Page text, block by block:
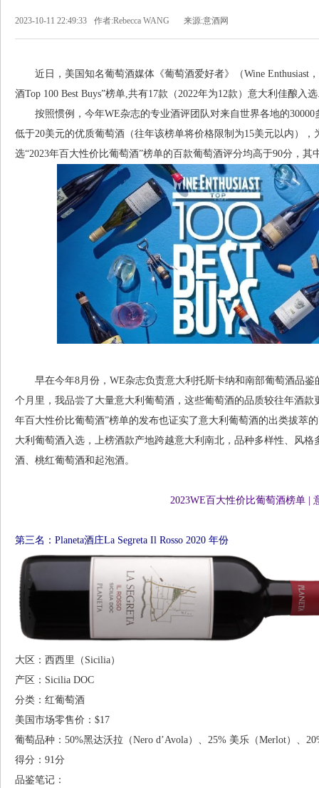
2023-10-11 22:49:33 作者:Rebecca WANG 来源:意酒网
近日，美国知名葡萄酒媒体《葡萄酒爱好者》（Wine Enthusiast
酒Top 100 Best Buys”榜单,共有17款（2022年为12款）意大利佳酿入
按照惯例，今年WE杂志的专业酒评团队对来自世界各地的30000
低于20美元的优质葡萄酒（往年该榜单将价格限制为15美元以内）
选“2023年百大性价比葡萄酒”榜单的百款葡萄酒评分均高于90分，其
早在今年8月份，WE杂志负责意大利托斯卡纳和南部葡萄酒品鉴
个月里，我品尝了大量意大利葡萄酒，这些葡萄酒的品质较往年酒款
年百大性价比葡萄酒”榜单的发布也证实了意大利葡萄酒的出类拔萃
大利葡萄酒入选，上榜酒款产地跨越意大利南北，品种多样性、风
酒、桃红葡萄酒和起泡酒。
2023WE百大性价比葡萄酒榜单
第三名：Planeta酒庄La Segreta Il Rosso 2020 年份
大区：西西里（Sicilia）
产区：Sicilia DOC
分类：红葡萄酒
美国市场零售价：$17
葡萄品种：50%黑达沃拉（Nero d’Avola）、25% 美乐（Merlot）、
得分：91分
品鉴笔记：